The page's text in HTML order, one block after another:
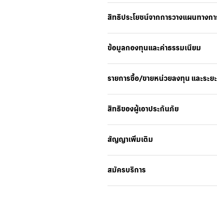
สิทธิประโยชน์จากการวางแผนทางกา
ข้อมูลกองทุนและค่าธรรมเนียม
รายการซื้อ/ขายหน่วยลงทุน และระยะ
สิทธิของผู้เอาประกันภัย
สัญญาเพิ่มเติม
สมัครบริการ